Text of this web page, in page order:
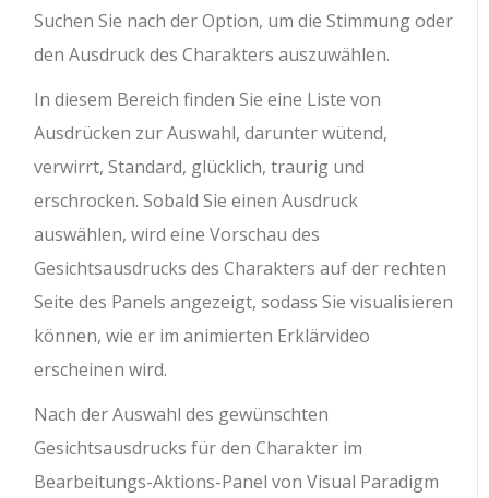
Suchen Sie nach der Option, um die Stimmung oder
den Ausdruck des Charakters auszuwählen.
In diesem Bereich finden Sie eine Liste von
Ausdrücken zur Auswahl, darunter wütend,
verwirrt, Standard, glücklich, traurig und
erschrocken. Sobald Sie einen Ausdruck
auswählen, wird eine Vorschau des
Gesichtsausdrucks des Charakters auf der rechten
Seite des Panels angezeigt, sodass Sie visualisieren
können, wie er im animierten Erklärvideo
erscheinen wird.
Nach der Auswahl des gewünschten
Gesichtsausdrucks für den Charakter im
Bearbeitungs-Aktions-Panel von Visual Paradigm